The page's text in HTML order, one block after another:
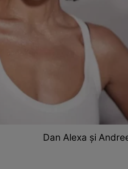
Dan Alexa și